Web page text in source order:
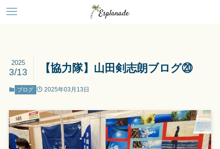
【協力隊】山田剣志朗ブログ⑳
2025
3/13
ブログ 2025年03月13日